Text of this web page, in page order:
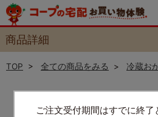
ご注文受付期間はすでに終了
商品詳細
TOP > 全ての商品をみる > 冷蔵お